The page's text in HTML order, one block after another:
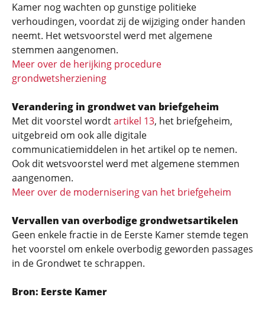
Kamer nog wachten op gunstige politieke
verhoudingen, voordat zij de wijziging onder handen
neemt. Het wetsvoorstel werd met algemene
stemmen aangenomen.
Meer over de herijking procedure
grondwetsherziening
Verandering in grondwet van briefgeheim
Met dit voorstel wordtartikel 13, het briefgeheim,
uitgebreid om ook alle digitale
communicatiemiddelen in het artikel op te nemen.
Ook dit wetsvoorstel werd met algemene stemmen
aangenomen.
Meer over de modernisering van het briefgeheim
Vervallen van overbodige grondwetsartikelen
Geen enkele fractie in de Eerste Kamer stemde tegen
het voorstel om enkele overbodig geworden passages
in de Grondwet te schrappen.
Bron: Eerste Kamer